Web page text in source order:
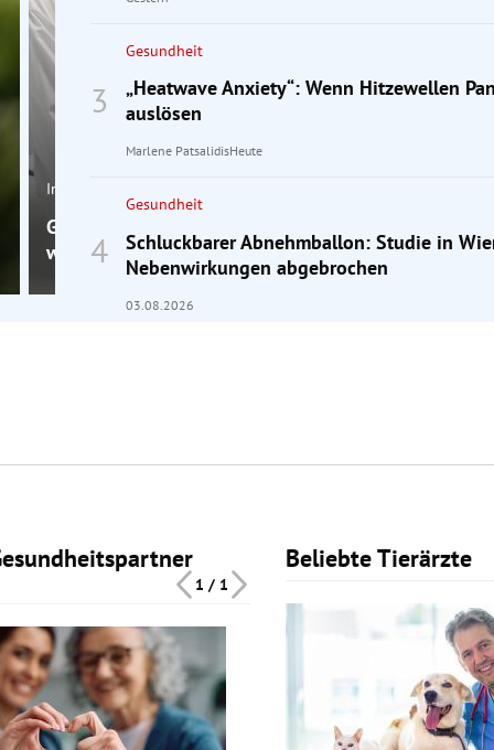
Interview
Gürtelrose: Ein Experte erklärt, warum rasches
wichtig ist
Gesundheit
„Heatwave Anxiety“: Wenn Hitzewellen
auslösen
Marlene PatsalidisHeute
Gesundheit
Schluckbarer Abnehmballon: Studie in
Nebenwirkungen abgebrochen
03.08.2026
1 / 1
Beliebte Tierärzte
Slide 1 von 1